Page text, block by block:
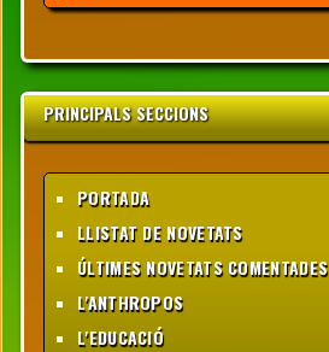
PRINCIPALS SECCIONS
PORTADA
LLISTAT DE NOVETATS
ÚLTIMES NOVETATS COMENTADES
L'ANTHROPOS
L'EDUCACIÓ